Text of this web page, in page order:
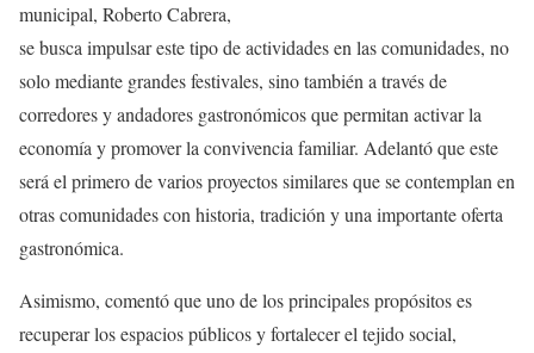
municipal, Roberto Cabrera,
se busca impulsar este tipo de actividades en las comunidades, no
solo mediante grandes festivales, sino también a través de
corredores y andadores gastronómicos que permitan activar la
economía y promover la convivencia familiar. Adelantó que este
será el primero de varios proyectos similares que se contemplan en
otras comunidades con historia, tradición y una importante oferta
gastronómica.
Asimismo, comentó que uno de los principales propósitos es
recuperar los espacios públicos y fortalecer el tejido social,